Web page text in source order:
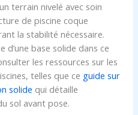
terrain nivelé avec soin
de piscine coque
la stabilité nécessaire.
d’une base solide dans ce
les ressources sur les
telles que ce guide sur
solide qui détaille
sol avant pose.